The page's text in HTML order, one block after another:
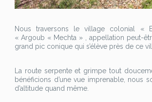
Nous traversons le village colonial «
« Argoub « Mechta » , appellation peut-
grand pic conique qui s’élève près de ce
La route serpente et grimpe tout
bénéficions d’une vue imprenable, nous
d’altitude quand même.